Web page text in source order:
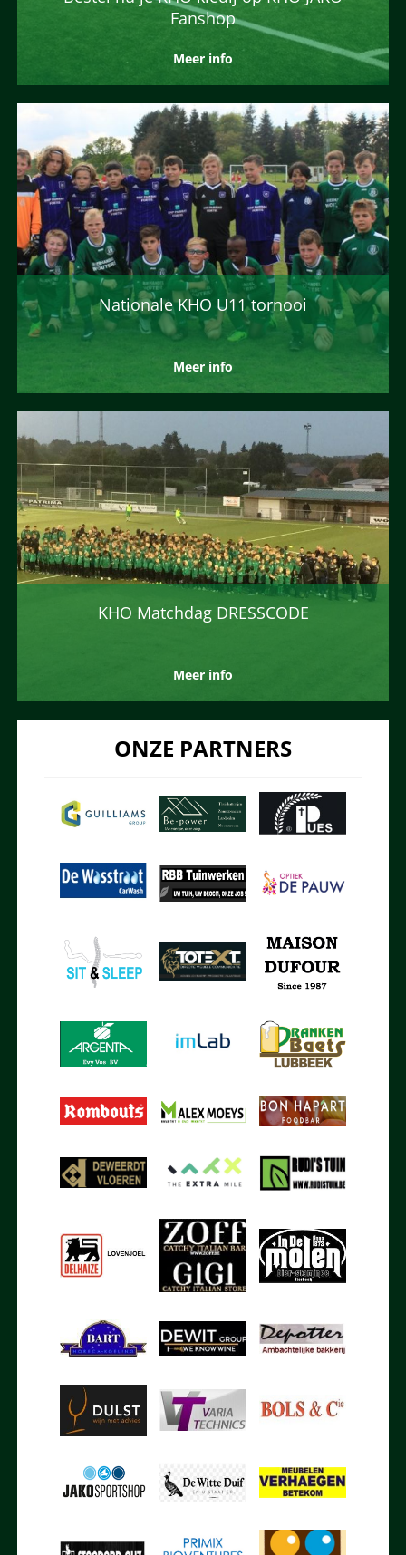
Fanshop
Meer info
Nationale KHO U11 tornooi
Meer info
KHO Matchdag DRESSCODE
Meer info
ONZE PARTNERS